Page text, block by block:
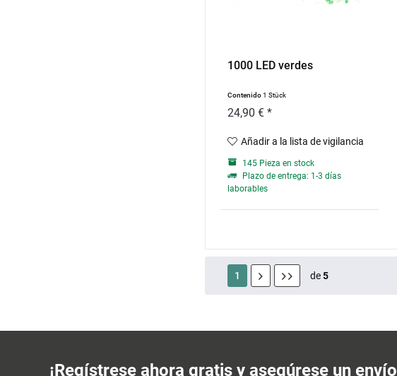
1000 LED verdes
Contenido1 Stück
24,90 € *
Añadir a la lista de vigilancia
145 Pieza en stock
Plazo de entrega: 1-3 días
laborables
1 de5
¡Regístrese ahora gratis y asegúrese un envío